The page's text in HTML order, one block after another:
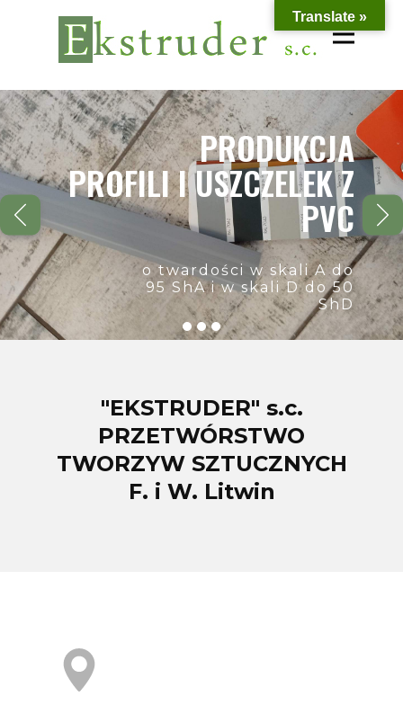
PRODUKCJA
PROFILI I USZCZELEK Z
PVC
o twardości w skali A do
95 ShA i w skali D do 50
ShD
"EKSTRUDER" s.c.
PRZETWÓRSTWO
TWORZYW SZTUCZNYCH
F. i W. Litwin
Translate »